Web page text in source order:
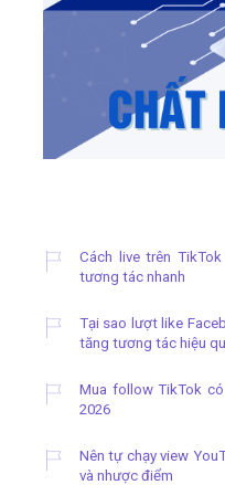
Cách live trên
tương tác nhanh
Tại sao lượt like
tăng tương tác hiệu
Mua follow TikTok
2026
Nên tự chạy view
và nhược điểm